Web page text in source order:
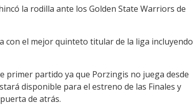
la rodilla ante los Golden State Warriors de
con el mejor quinteto titular de la liga incluyendo
primer partido ya que Porzingis no juega desde
disponible para el estreno de las Finales y
de atrás.